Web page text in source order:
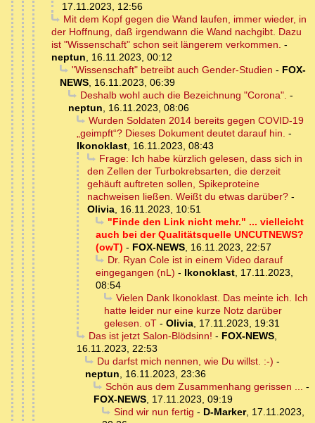
17.11.2023, 12:56
Mit dem Kopf gegen die Wand laufen, immer wieder, in
der Hoffnung, daß irgendwann die Wand nachgibt. Dazu
ist "Wissenschaft" schon seit längerem verkommen. -
neptun
16.11.2023, 00:12
"Wissenschaft" betreibt auch Gender-Studien - FOX-
NEWS 16.11.2023, 06:39
Deshalb wohl auch die Bezeichnung "Corona". -
neptun
16.11.2023, 08:06
Wurden Soldaten 2014 bereits gegen COVID-19
„geimpft“? Dieses Dokument deutet darauf hin. -
Ikonoklast 16.11.2023, 08:43
Frage: Ich habe kürzlich gelesen, dass sich in
den Zellen der Turbokrebsarten, die derzeit
gehäuft auftreten sollen, Spikeproteine
nachweisen ließen. Weißt du etwas darüber? -
Olivia 16.11.2023, 10:51
"Finde den Link nicht mehr." ... vielleicht
auch bei der Qualitätsquelle UNCUTNEWS?
(owT) - FOX-NEWS 16.11.2023, 22:57
Dr. Ryan Cole ist in einem Video darauf
eingegangen (nL) - Ikonoklast 17.11.2023,
08:54
Vielen Dank Ikonoklast. Das meinte ich. Ich
hatte leider nur eine kurze Notz darüber
gelesen. oT - Olivia 17.11.2023, 19:31
Das ist jetzt Salon-Blödsinn! - FOX-NEWS,
16.11.2023, 22:53
Du darfst mich nennen, wie Du willst. :-) -
neptun
16.11.2023, 23:36
Schön aus dem Zusammenhang gerissen ...
-
FOX-NEWS 17.11.2023, 09:19
Sind wir nun fertig - D-Marker, 17.11.2023,